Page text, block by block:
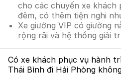
cho các chuyến xe khách
đêm, có thêm tiện nghi
Xe giường VIP có giường
rộng rãi và hệ thống giải
Có xe khách phục vụ hành
Thái Bình đi Hải Phòng